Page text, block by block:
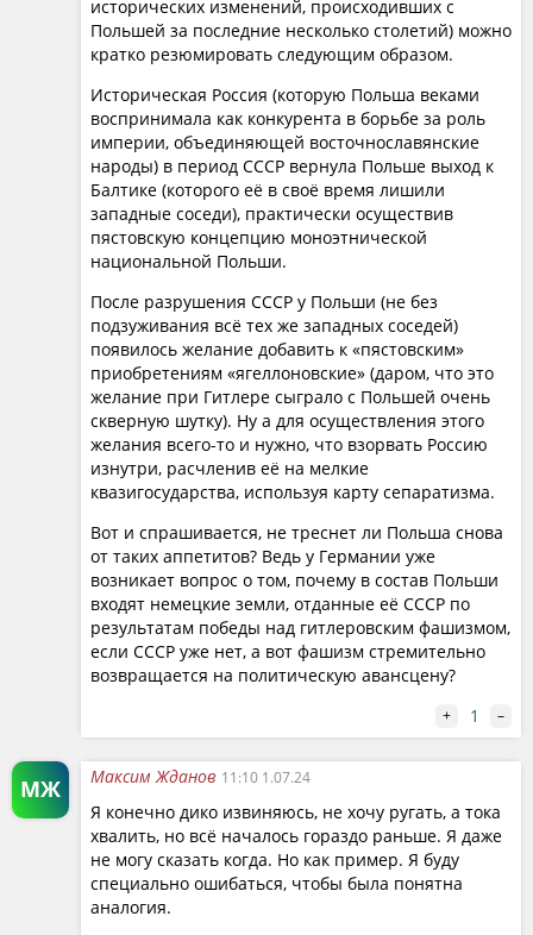
исторических изменений, происходивших с
Польшей за последние несколько столетий) можно
кратко резюмировать следующим образом.
Историческая Россия (которую Польша веками
воспринимала как конкурента в борьбе за роль
империи, объединяющей восточнославянские
народы) в период СССР вернула Польше выход к
Балтике (которого её в своё время лишили
западные соседи), практически осуществив
пястовскую концепцию моноэтнической
национальной Польши.
После разрушения СССР у Польши (не без
подзуживания всё тех же западных соседей)
появилось желание добавить к «пястовским»
приобретениям «ягеллоновские» (даром, что это
желание при Гитлере сыграло с Польшей очень
скверную шутку). Ну а для осуществления этого
желания всего-то и нужно, что взорвать Россию
изнутри, расчленив её на мелкие
квазигосударства, используя карту сепаратизма.
Вот и спрашивается, не треснет ли Польша снова
от таких аппетитов? Ведь у Германии уже
возникает вопрос о том, почему в состав Польши
входят немецкие земли, отданные её СССР по
результатам победы над гитлеровским фашизмом,
если СССР уже нет, а вот фашизм стремительно
возвращается на политическую авансцену?
+ 1 –
МЖ
Максим Жданов 11:10 1.07.24
Я конечно дико извиняюсь, не хочу ругать, а тока
хвалить, но всё началось гораздо раньше. Я даже
не могу сказать когда. Но как пример. Я буду
специально ошибаться, чтобы была понятна
аналогия.